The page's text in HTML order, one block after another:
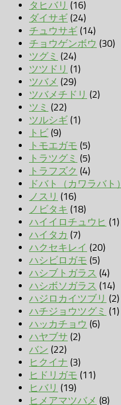
タヒバリ (16)
ダイサギ (24)
チュウサギ (14)
チョウゲンボウ (30)
ツグミ (24)
ツツドリ (1)
ツバメ (29)
ツバメチドリ (2)
ツミ (22)
ツルシギ (1)
トビ (9)
トモエガモ (5)
トラツグミ (5)
トラフズク (4)
ドバト（カワラバト）
ノスリ (16)
ノビタキ (18)
ハイイロチュウヒ (1)
ハイタカ (7)
ハクセキレイ (20)
ハシビロガモ (5)
ハシブトガラス (4)
ハシボソガラス (14)
ハジロカイツブリ (2)
ハチジョウツグミ (1)
ハッカチョウ (6)
ハヤブサ (2)
バン (22)
ヒクイナ (3)
ヒドリガモ (11)
ヒバリ (19)
ヒメアマツバメ (8)